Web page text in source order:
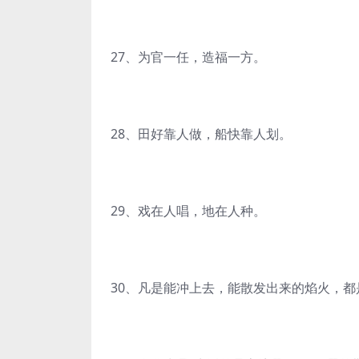
27、为官一任，造福一方。
28、田好靠人做，船快靠人划。
29、戏在人唱，地在人种。
30、凡是能冲上去，能散发出来的焰火，